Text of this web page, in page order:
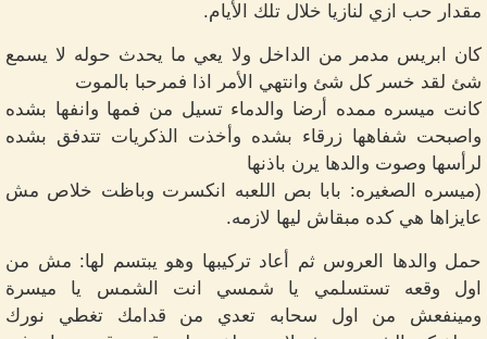
مقدار حب ازي لنازيا خلال تلك الأيام.
كان ابريس مدمر من الداخل ولا يعي ما يحدث حوله لا يسمع
شئ لقد خسر كل شئ وانتهي الأمر اذا فمرحبا بالموت
كانت ميسره ممده أرضا والدماء تسيل من فمها وانفها بشده
واصبحت شفاهها زرقاء بشده وأخذت الذكريات تتدفق بشده
لرأسها وصوت والدها يرن باذنها
(ميسره الصغيره: بابا بص اللعبه انكسرت وباظت خلاص مش
عايزاها هي كده مبقاش ليها لازمه.
حمل والدها العروس ثم أعاد تركيبها وهو يبتسم لها: مش من
اول وقعه تستسلمي يا شمسي انت الشمس يا ميسرة
ومينفعش من اول سحابه تعدي من قدامك تغطي نورك